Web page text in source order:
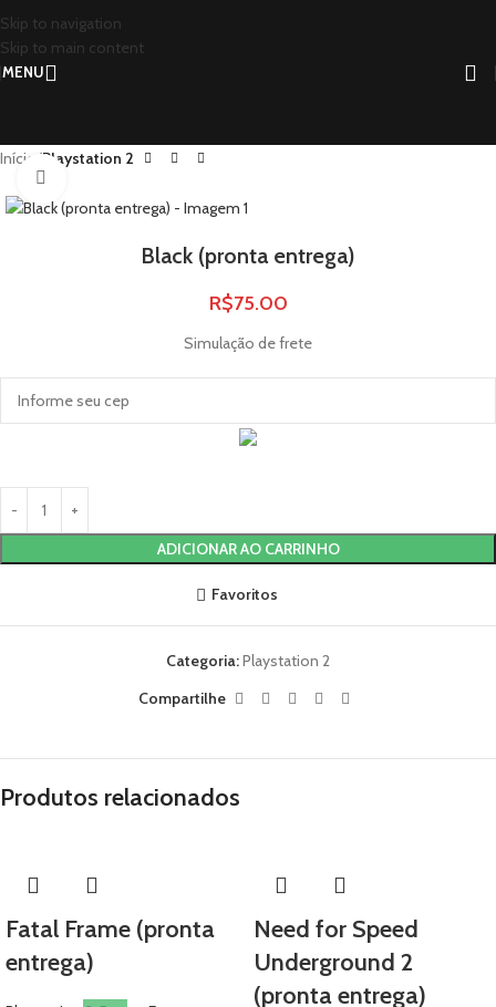
Skip to navigation
Skip to main content
MENU
Início Playstation 2
Black (pronta entrega)
R$75.00
Simulação de frete
ADICIONAR AO CARRINHO
Favoritos
Categoria:Playstation 2
Compartilhe
Produtos relacionados
Fatal Frame (pronta
entrega)
Need for Speed
Underground 2
(pronta entrega)